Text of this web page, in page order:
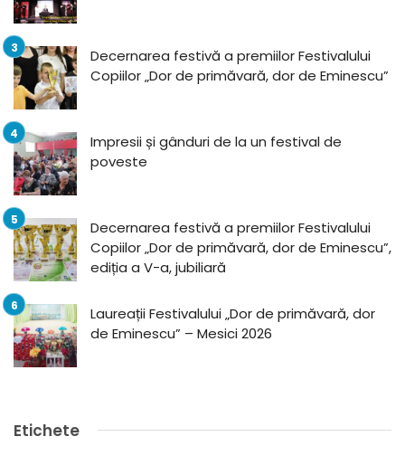
Decernarea festivă a premiilor Festivalului
Copiilor „Dor de primăvară, dor de Eminescu”
Impresii și gânduri de la un festival de
poveste
Decernarea festivă a premiilor Festivalului
Copiilor „Dor de primăvară, dor de Eminescu”,
ediția a V-a, jubiliară
Laureații Festivalului „Dor de primăvară, dor
de Eminescu” – Mesici 2026
Etichete